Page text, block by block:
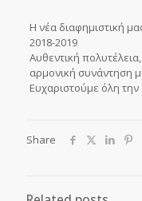
Η νέα διαφημιστική
2018-2019
Αυθεντική
αρμονική συνάντηση
Ευχαριστούμε όλη
Share